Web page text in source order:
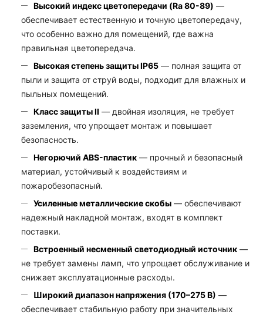
Высокий индекс цветопередачи (Ra 80-89) —
обеспечивает естественную и точную цветопередачу,
что особенно важно для помещений, где важна
правильная цветопередача.
Высокая степень защиты IP65 — полная защита от
пыли и защита от струй воды, подходит для влажных и
пыльных помещений.
Класс защиты II — двойная изоляция, не требует
заземления, что упрощает монтаж и повышает
безопасность.
Негорючий ABS-пластик — прочный и безопасный
материал, устойчивый к воздействиям и
пожаробезопасный.
Усиленные металлические скобы — обеспечивают
надежный накладной монтаж, входят в комплект
поставки.
Встроенный несменный светодиодный источник —
не требует замены ламп, что упрощает обслуживание и
снижает эксплуатационные расходы.
Широкий диапазон напряжения (170–275 В) —
обеспечивает стабильную работу при значительных